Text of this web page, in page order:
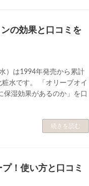
の効果と口コミを
）は1994年発売から累計
水です。 「オリーブオイ
保湿効果があるのか」を口
続きを読む
！使い方と口コミ